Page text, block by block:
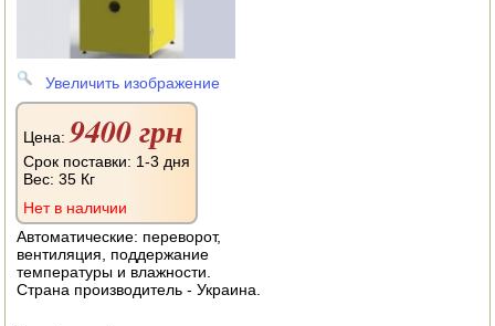
НАВЕСНОЕ ДЛЯ МОТОБЛОКОВ
СЕПАРАТОРЫ И МАСЛОБОЙКИ
СЫРОВАРНИ
ШИНКОВКИ
ДЛЯ ДОМА И САДА
ОБОГРЕВАТЕЛИ
ДРОВОКОЛЫ
Увеличить изображение
Цена:9400 грн
Срок поставки: 1-3 дня
Вес:35 Кг
Нет в наличии
Автоматические: переворот,
вентиляция, поддержание
температуры и влажности.
Страна производитель - Украина.